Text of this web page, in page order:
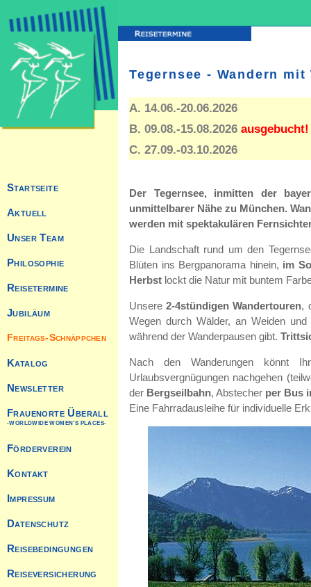
Tegernsee - Wandern
A. 14.06.-20.06.2026
B. 09.08.-15.08.2026
C. 27.09.-03.10.2026
Der Tegernsee, inmitten der
unmittelbarer Nähe zu München.
werden mit spektakulären
Die Landschaft rund um den
Blüten ins Bergpanorama hinein, im
Herbst lockt die Natur mit buntem
Unsere2-4stündigen Wandertouren,
Wegen durch Wälder, an Weiden
während der Wanderpausen gibt.
Nach den Wanderungen
Urlaubsvergnügungen nachgehen
der Bergseilbahn, Abstecher per Bus
Eine Fahrradausleihe für individuelle